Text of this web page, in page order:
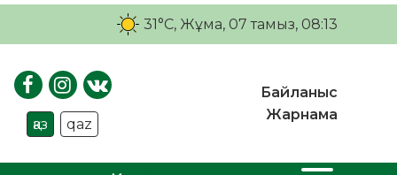
31°C, Жұма, 07 тамыз, 08:13
қаз qaz
Байланыс
Жарнама